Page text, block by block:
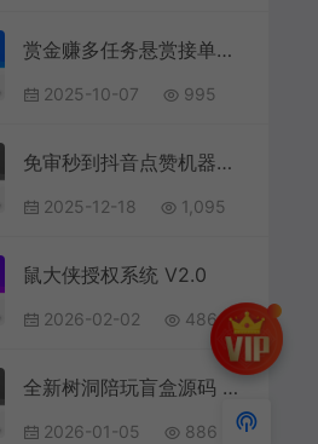
赏金赚多任务悬赏接单发布系统源码带分销推广
2025-10-07 995
免审秒到抖音点赞机器人源码：运营级全套+自动挂机+抽奖插件一步到位
2025-12-18 1,095
鼠大侠授权系统 V2.0
2026-02-02 486
全新树洞陪玩盲盒源码 自定义功能更丰富
2026-01-05 886